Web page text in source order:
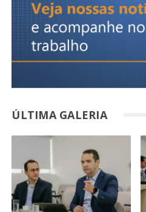
ÚLTIMA GALERIA